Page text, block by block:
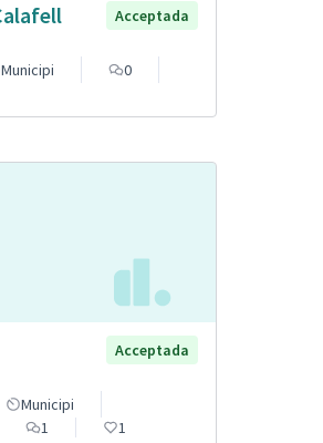
Acceptada
Municipi
0
Acceptada
Municipi
1 1